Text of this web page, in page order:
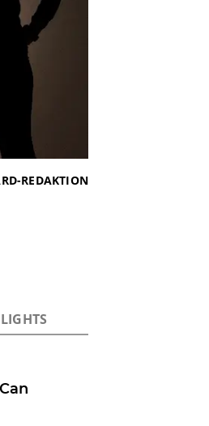
REDAKTION